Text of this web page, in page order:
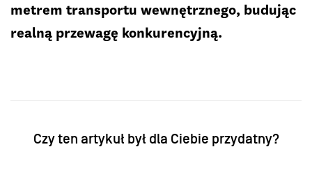
metrem transportu wewnętrznego, budując
realną przewagę konkurencyjną.
Czy ten artykuł był dla Ciebie przydatny?